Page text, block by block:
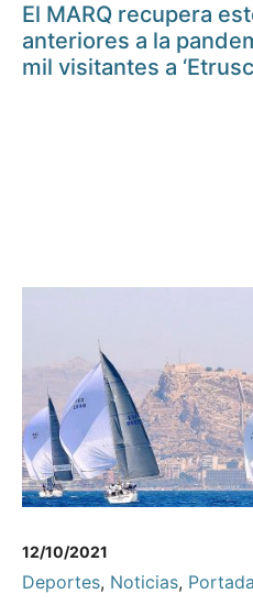
El MARQ recupera
anteriores a la
mil visitantes a
12/10/2021
Deportes, Noticias, Portada